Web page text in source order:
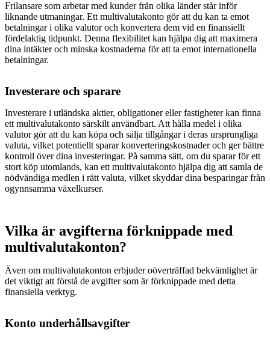
Frilansare som arbetar med kunder från olika länder står inför
liknande utmaningar. Ett multivalutakonto gör att du kan ta emot
betalningar i olika valutor och konvertera dem vid en finansiellt
fördelaktig tidpunkt. Denna flexibilitet kan hjälpa dig att maximera
dina intäkter och minska kostnaderna för att ta emot internationella
betalningar.
Investerare och sparare
Investerare i utländska aktier, obligationer eller fastigheter kan finna
ett multivalutakonto särskilt användbart. Att hålla medel i olika
valutor gör att du kan köpa och sälja tillgångar i deras ursprungliga
valuta, vilket potentiellt sparar konverteringskostnader och ger bättre
kontroll över dina investeringar. På samma sätt, om du sparar för ett
stort köp utomlands, kan ett multivalutakonto hjälpa dig att samla de
nödvändiga medlen i rätt valuta, vilket skyddar dina besparingar från
ogynnsamma växelkurser.
Vilka är avgifterna förknippade med
multivalutakonton?
Även om multivalutakonton erbjuder oöverträffad bekvämlighet är
det viktigt att förstå de avgifter som är förknippade med detta
finansiella verktyg.
Konto underhållsavgifter